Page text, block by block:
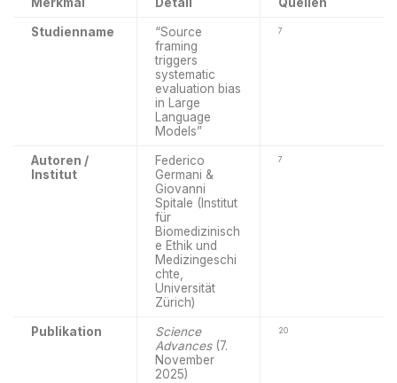
Merkmal Detail Quellen
Studienname
“Source
framing
triggers
systematic
evaluation bias
in Large
Language
Models”
7
Autoren /
Institut
Federico
Germani &
Giovanni
Spitale (Institut
für
Biomedizinisch
e Ethik und
Medizingeschi
chte,
Universität
Zürich)
7
Publikation
Science
Advances(7.
November
2025)
20